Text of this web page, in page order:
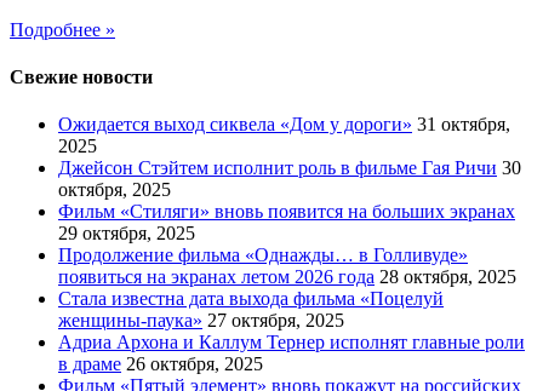
Подробнее »
Свежие новости
Ожидается выход сиквела «Дом у дороги» 31 октября,
2025
Джейсон Стэйтем исполнит роль в фильме Гая Ричи 30
октября, 2025
Фильм «Стиляги» вновь появится на больших экранах
29 октября, 2025
Продолжение фильма «Однажды… в Голливуде»
появиться на экранах летом 2026 года 28 октября, 2025
Стала известна дата выхода фильма «Поцелуй
женщины-паука» 27 октября, 2025
Адриа Архона и Каллум Тернер исполнят главные роли
в драме 26 октября, 2025
Фильм «Пятый элемент» вновь покажут на российских